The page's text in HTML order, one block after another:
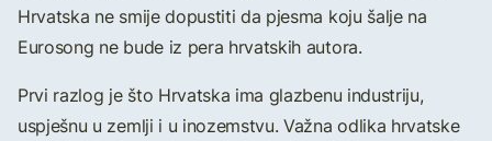
Hrvatska ne smije dopustiti da pjesma koju šalje na
Eurosong ne bude iz pera hrvatskih autora.
Prvi razlog je što Hrvatska ima glazbenu industriju,
uspješnu u zemlji i u inozemstvu. Važna odlika hrvatske